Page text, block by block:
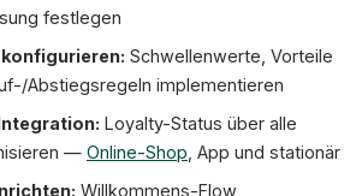
festlegen
Schwellenwerte, Vorteile
Abstiegsregeln implementieren
Loyalty-Status über alle
— Online-Shop , App und stationär
Willkommens-Flow,